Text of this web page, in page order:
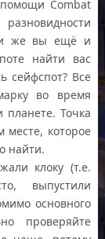
Combat
же вы ещё и
найти вас
сейфспот? Все
во время
планете. Точка
месте, которое
найти.
клоку (т.е.
выпустили
основного
проверяйте